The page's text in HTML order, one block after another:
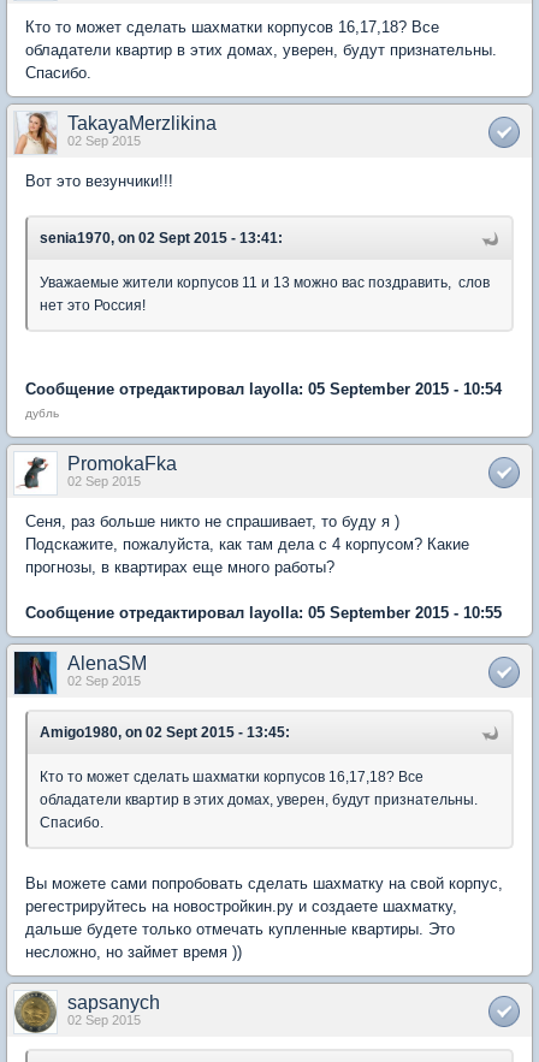
Кто то может сделать шахматки корпусов 16,17,18? Все
обладатели квартир в этих домах, уверен, будут признательны.
Спасибо.
TakayaMerzlikina
02 Sep 2015
Вот это везунчики!!!
senia1970, on 02 Sept 2015 - 13:41:
Уважаемые жители корпусов 11 и 13 можно вас поздравить, слов
нет это Россия!
Сообщение отредактировал layolla: 05 September 2015 - 10:54
дубль
PromokaFka
02 Sep 2015
Сеня, раз больше никто не спрашивает, то буду я )
Подскажите, пожалуйста, как там дела с 4 корпусом? Какие
прогнозы, в квартирах еще много работы?
Сообщение отредактировал layolla: 05 September 2015 - 10:55
AlenaSM
02 Sep 2015
Amigo1980, on 02 Sept 2015 - 13:45:
Кто то может сделать шахматки корпусов 16,17,18? Все
обладатели квартир в этих домах, уверен, будут признательны.
Спасибо.
Вы можете сами попробовать сделать шахматку на свой корпус,
регестрируйтесь на новостройкин.ру и создаете шахматку,
дальше будете только отмечать купленные квартиры. Это
несложно, но займет время ))
sapsanych
02 Sep 2015